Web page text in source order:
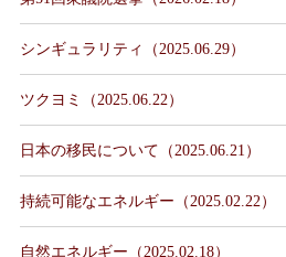
シンギュラリティ（2025.06.29）
ツクヨミ（2025.06.22）
日本の移民について（2025.06.21）
持続可能なエネルギー（2025.02.22）
自然エネルギー（2025.02.18）